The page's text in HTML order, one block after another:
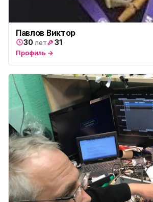
Павлов Виктор
30 лет 31
Профиль →